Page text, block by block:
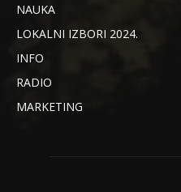
NAUKA
LOKALNI IZBORI 2024.
INFO
RADIO
MARKETING